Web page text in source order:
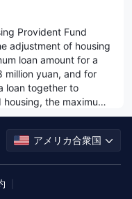
to discuss topics such
chinese side
a presence in
technology
will conduct its
anticipated by the
and vice
vice
topics such as
The chinese side
a
most important
today, how nvidia
Provident Fund
adjustment of housing
loan amount for a
million yuan, and for
loan together to
the maximum
yuan. For
loans for the first
purchases, the
Provident
the
fund policy. The
applicant is
for two or more
to purchase
million yuan. For
payment ratio is
認
exceeded 8 million
Express has
アメリカ合衆国